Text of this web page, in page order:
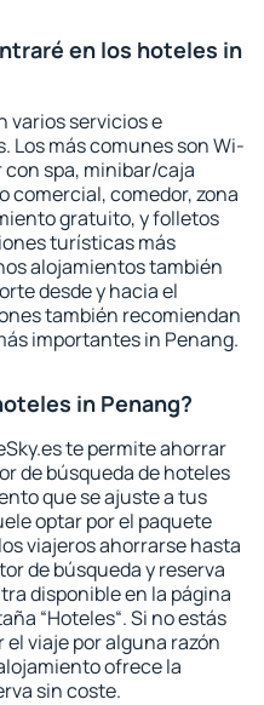
en los hoteles in
varios servicios e
Los más comunes son Wi-
spa, minibar/caja
comedor, zona
gratuito, y folletos
turísticas más
alojamientos también
desde y hacia el
también recomiendan
importantes in Penang.
in Penang?
te permite ahorrar
de búsqueda de hoteles
que se ajuste a tus
optar por el paquete
viajeros ahorrarse hasta
de búsqueda y reserva
disponible en la página
“Hoteles“. Si no estás
el viaje por alguna razón
ofrece la
sin coste.